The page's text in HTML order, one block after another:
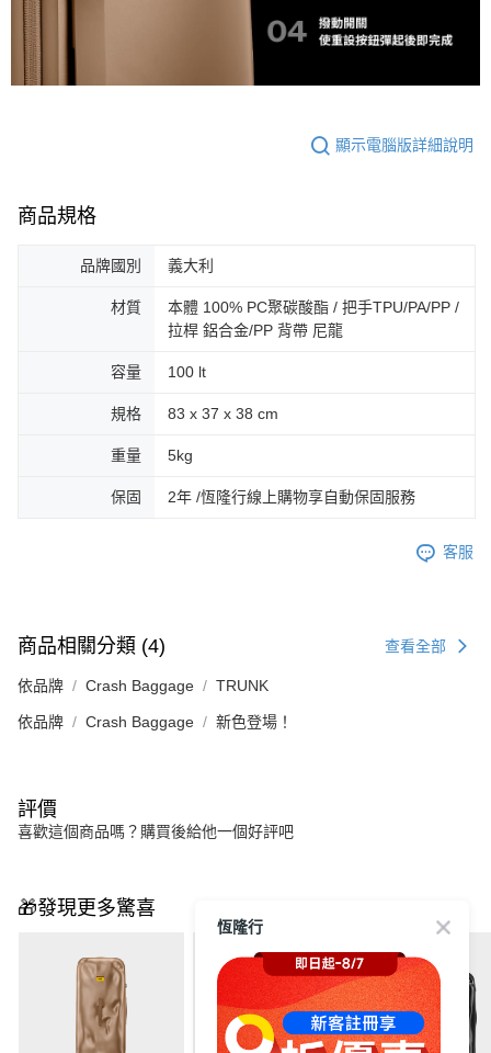
顯示電腦版詳細說明
商品規格
品牌國別 義大利
材質
本體 100% PC聚碳酸酯 / 把手TPU/PA/PP /
拉桿 鋁合金/PP 背帶 尼龍
容量 100 lt
規格 83 x 37 x 38 cm
重量 5kg
保固 2年 /恆隆行線上購物享自動保固服務
客服
商品相關分類 (4) 查看全部
依品牌 Crash Baggage TRUNK
依品牌 Crash Baggage 新色登場！
評價
喜歡這個商品嗎？購買後給他一個好評吧
🎁發現更多驚喜
恆隆行